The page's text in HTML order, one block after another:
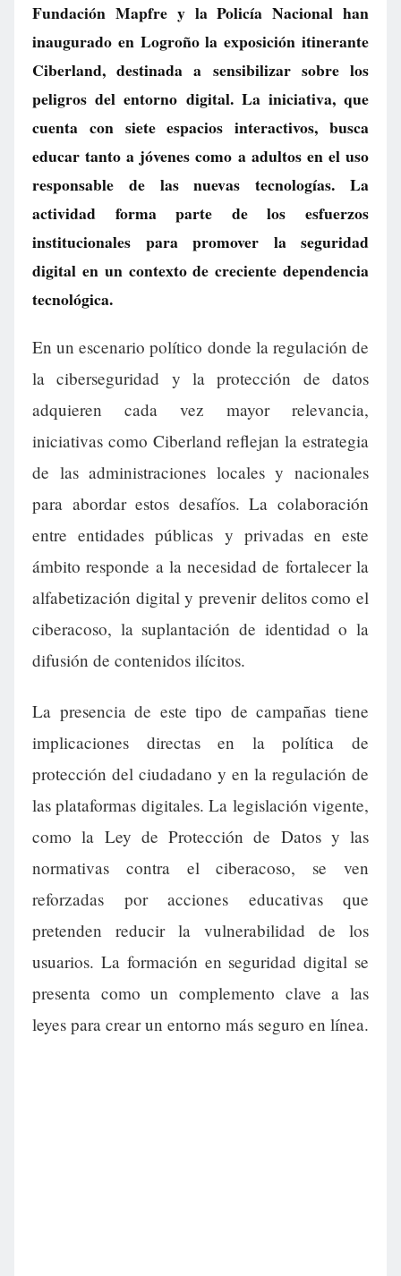
Fundación Mapfre y la Policía Nacional han
inaugurado en Logroño la exposición itinerante
Ciberland, destinada a sensibilizar sobre los
peligros del entorno digital. La iniciativa, que
cuenta con siete espacios interactivos, busca
educar tanto a jóvenes como a adultos en el uso
responsable de las nuevas tecnologías. La
actividad forma parte de los esfuerzos
institucionales para promover la seguridad
digital en un contexto de creciente dependencia
tecnológica.
En un escenario político donde la regulación de
la ciberseguridad y la protección de datos
adquieren cada vez mayor relevancia,
iniciativas como Ciberland reflejan la estrategia
de las administraciones locales y nacionales
para abordar estos desafíos. La colaboración
entre entidades públicas y privadas en este
ámbito responde a la necesidad de fortalecer la
alfabetización digital y prevenir delitos como el
ciberacoso, la suplantación de identidad o la
difusión de contenidos ilícitos.
La presencia de este tipo de campañas tiene
implicaciones directas en la política de
protección del ciudadano y en la regulación de
las plataformas digitales. La legislación vigente,
como la Ley de Protección de Datos y las
normativas contra el ciberacoso, se ven
reforzadas por acciones educativas que
pretenden reducir la vulnerabilidad de los
usuarios. La formación en seguridad digital se
presenta como un complemento clave a las
leyes para crear un entorno más seguro en línea.